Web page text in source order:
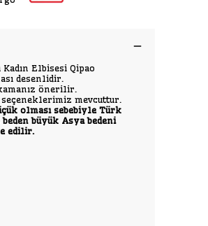
Elbisesi Qipao
desenlidir.
önerilir.
mevcuttur.
olması sebebiyle Türk
büyük Asya bedeni
edilir.